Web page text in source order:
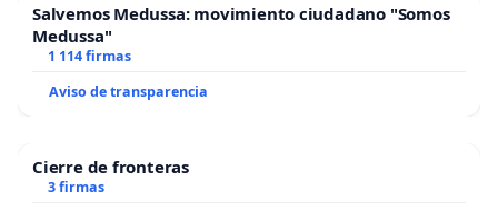
Salvemos Medussa: movimiento ciudadano "Somos
Medussa"
1 114 firmas
Aviso de transparencia
Cierre de fronteras
3 firmas